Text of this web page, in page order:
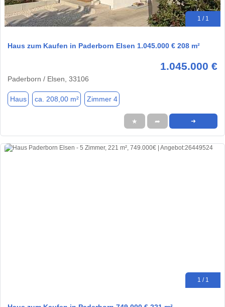
1 / 1
Haus zum Kaufen in Paderborn Elsen 1.045.000 € 208 m²
1.045.000 €
Paderborn / Elsen, 33106
Haus ca. 208,00 m² Zimmer 4
★ ➦ ➜
1 / 1